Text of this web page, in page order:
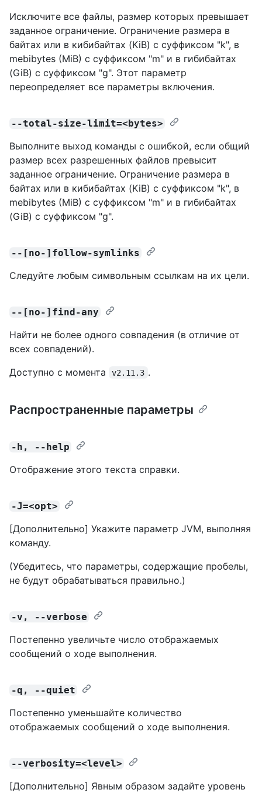
Исключите все файлы, размер которых превышает
заданное ограничение. Ограничение размера в
байтах или в кибибайтах (KiB) с суффиксом "k", в
mebibytes (MiB) с суффиксом "m" и в гибибайтах
(GiB) с суффиксом "g". Этот параметр
переопределяет все параметры включения.
--total-size-limit=<bytes>
Выполните выход команды с ошибкой, если общий
размер всех разрешенных файлов превысит
заданное ограничение. Ограничение размера в
байтах или в кибибайтах (KiB) с суффиксом "k", в
mebibytes (MiB) с суффиксом "m" и в гибибайтах
(GiB) с суффиксом "g".
--[no-]follow-symlinks
Следуйте любым символьным ссылкам на их цели.
--[no-]find-any
Найти не более одного совпадения (в отличие от
всех совпадений).
Доступно с момента
v2.11.3 .
Распространенные параметры
-h, --help
Отображение этого текста справки.
-J=<opt>
[Дополнительно] Укажите параметр JVM, выполняя
команду.
(Убедитесь, что параметры, содержащие пробелы,
не будут обрабатываться правильно.)
-v, --verbose
Постепенно увеличьте число отображаемых
сообщений о ходе выполнения.
-q, --quiet
Постепенно уменьшайте количество
отображаемых сообщений о ходе выполнения.
--verbosity=<level>
[Дополнительно] Явным образом задайте уровень